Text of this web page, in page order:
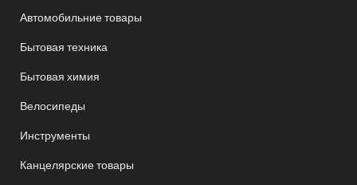
Автомобильние товары
Бытовая техника
Бытовая химия
Велосипеды
Инструменты
Канцелярские товары